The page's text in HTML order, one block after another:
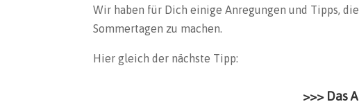
Wir haben für Dich einige Anregungen und Tipps,
Sommertagen zu machen.
Hier gleich der nächste Tipp:
>>> Das